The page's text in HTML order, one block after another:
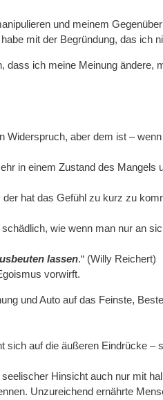
und meinem
mit der Begründung, das ich
dass ich meine Meinung ändere,
Widerspruch, aber dem ist –
in einem Zustand des Mangels
hat das Gefühl zu kurz zu
wie wenn man nur an
lassen.“ (Willy Reichert)
vorwirft.
und Auto auf das Feinste,
sich auf die äußeren Eindrücke –
Hinsicht auch nur mit
Unzureichend ernährte